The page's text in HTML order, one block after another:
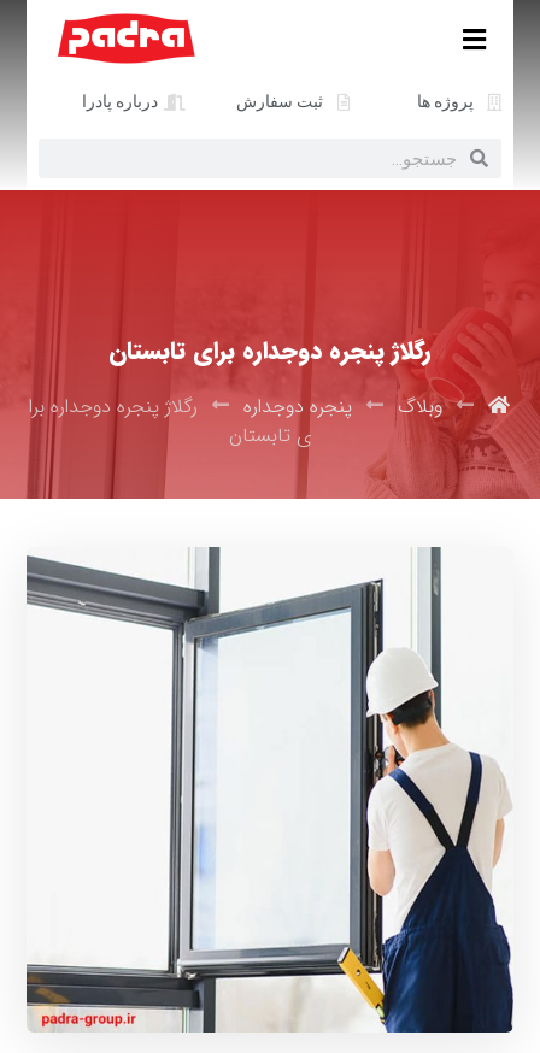
پروژه ها ثبت سفارش درباره پادرا
رگلاژ پنجره دوجداره برای تابستان
وبلاگ پنجره دوجداره
رگلاژ پنجره دوجداره برا
ی تابستان